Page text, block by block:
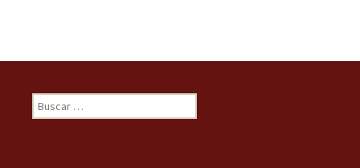
Buscar: